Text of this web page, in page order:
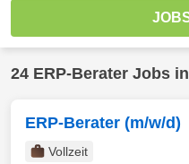
24 ERP-Berater Jobs in
ERP-Berater (m/w/d)
Vollzeit